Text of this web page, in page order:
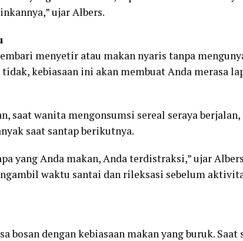
ujar Albers.
menyetir atau makan nyaris tanpa
kebiasaan ini akan membuat Anda merasa
saat wanita mengonsumsi sereal seraya
saat santap berikutnya.
yang Anda makan, Anda terdistraksi,” ujar
waktu santai dan rileksasi sebelum
bosan dengan kebiasaan makan yang buruk. Saat